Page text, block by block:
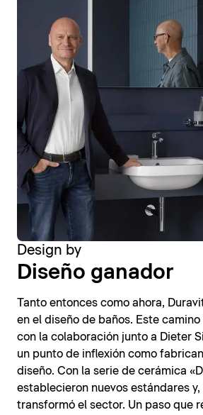
Design by
Diseño ganador
Tanto entonces como ahora,
en el diseño de baños. Este
con la colaboración junto a Dieter
un punto de inflexión como
diseño. Con la serie de cerámica
establecieron nuevos estándares
transformó el sector. Un paso que